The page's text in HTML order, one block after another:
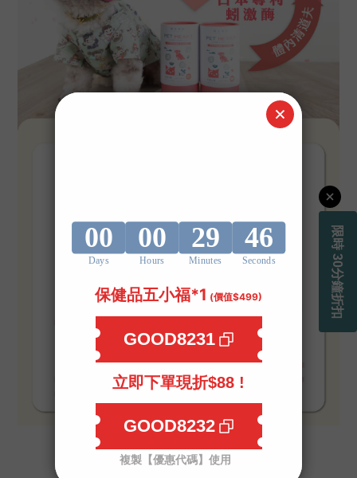
預防勝於後悔
保護毛孩✨心肌功能、血管健康✨